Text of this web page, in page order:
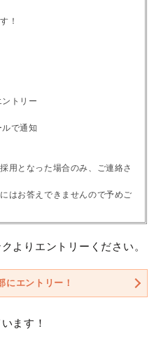
！
トリー
で通知
用となった場合のみ、ご連絡さ
はお答えできませんので予めご
よりエントリーください。
エントリー！
ます！